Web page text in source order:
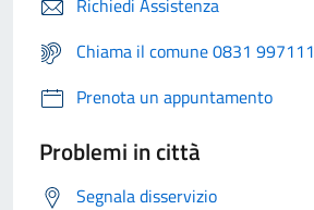
Chiama il comune 0831 997111
Prenota un appuntamento
Problemi in città
Segnala disservizio